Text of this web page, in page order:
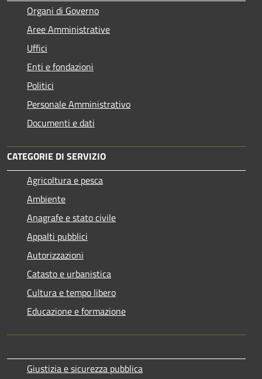
Organi di Governo
Aree Amministrative
Uffici
Enti e fondazioni
Politici
Personale Amministrativo
Documenti e dati
CATEGORIE DI SERVIZIO
Agricoltura e pesca
Ambiente
Anagrafe e stato civile
Appalti pubblici
Autorizzazioni
Catasto e urbanistica
Cultura e tempo libero
Educazione e formazione
Giustizia e sicurezza pubblica